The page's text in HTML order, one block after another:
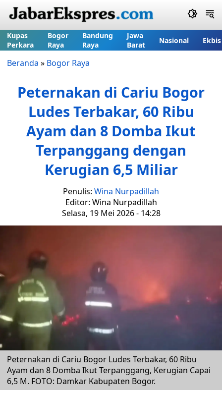
Kupas
Perkara
Bogor
Raya
Bandung
Raya
Jawa
Barat
Nasional Ekbis
Beranda » Bogor Raya
Peternakan di Cariu Bogor
Ludes Terbakar, 60 Ribu
Ayam dan 8 Domba Ikut
Terpanggang dengan
Kerugian 6,5 Miliar
Penulis: Wina Nurpadillah
Editor: Wina Nurpadillah
Selasa, 19 Mei 2026 - 14:28
Peternakan di Cariu Bogor Ludes Terbakar, 60 Ribu
Ayam dan 8 Domba Ikut Terpanggang, Kerugian Capai
6,5 M. FOTO: Damkar Kabupaten Bogor.